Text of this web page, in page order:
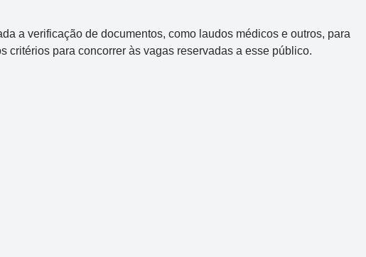
a verificação de documentos, como laudos médicos e outros, para
critérios para concorrer às vagas reservadas a esse público.